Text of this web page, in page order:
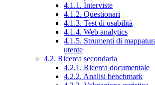
4.1.1. Interviste
4.1.2. Questionari
4.1.3. Test di usabilità
4.1.4. Web analytics
4.1.5. Strumenti di
utente
4.2. Ricerca secondaria
4.2.1. Ricerca documentale
4.2.2. Analisi benchmark